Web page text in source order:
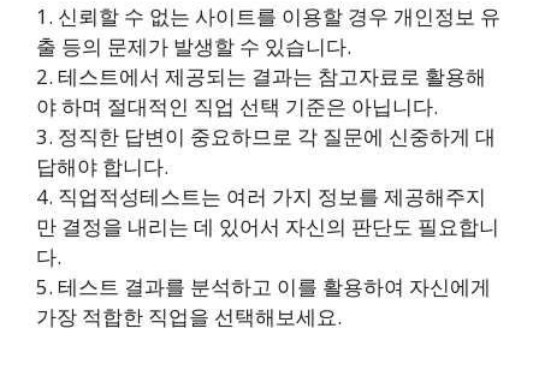
1. 신뢰할 수 없는 사이트를 이용할 경우 개인정보 유
출 등의 문제가 발생할 수 있습니다.
2. 테스트에서 제공되는 결과는 참고자료로 활용해
야 하며 절대적인 직업 선택 기준은 아닙니다.
3. 정직한 답변이 중요하므로 각 질문에 신중하게 대
답해야 합니다.
4. 직업적성테스트는 여러 가지 정보를 제공해주지
만 결정을 내리는 데 있어서 자신의 판단도 필요합니
다.
5. 테스트 결과를 분석하고 이를 활용하여 자신에게
가장 적합한 직업을 선택해보세요.